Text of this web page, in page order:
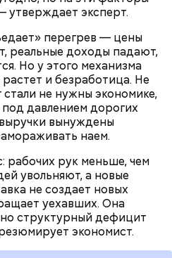
утверждает эксперт.
перегрев — цены
реальные доходы падают,
Но у этого механизма
и безработица. Не
не нужны экономике,
давлением дорогих
вынуждены
наем.
рабочих рук меньше, чем
увольняют, а новые
не создает новых
уехавших. Она
структурный дефицит
экономист.
по-тайски
дыню привезли к нам,
их не
она приедет, как и
может терять свои